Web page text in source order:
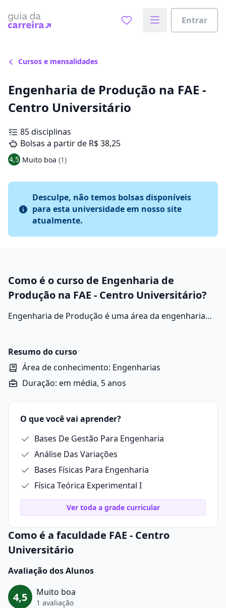
Entrar
Cursos e mensalidades
Engenharia de Produção na FAE -
Centro Universitário
85 disciplinas
Bolsas a partir de R$ 38,25
4,5 Muito boa (1)
Desculpe, não temos bolsas disponíveis
para esta universidade em nosso site
atualmente.
Como é o curso de Engenharia de
Produção na FAE - Centro Universitário?
Engenharia de Produção é uma área da engenharia
foco está em integrar pessoas, materiais, máquinas,
energia e informação para aumentar a eficiência,
reduzir custos e garantir qualidade nos produtos e
serviços.
Resumo do curso
Área de conhecimento: Engenharias
Duração: em média, 5 anos
O que você vai aprender?
Bases De Gestão Para Engenharia
Análise Das Variações
Bases Físicas Para Engenharia
Física Teórica Experimental I
Ver toda a grade curricular
Como é a faculdade FAE - Centro
Universitário
Avaliação dos Alunos
4,5 Muito boa
1 avaliação